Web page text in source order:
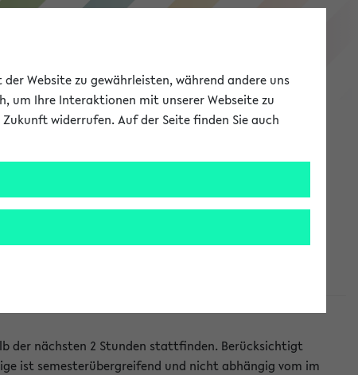
eKVV
der nächsten 2 Stunden stattfinden. Berücksichtigt
ist semesterübergreifend und nicht abhängig vom im
Website zu gewährleisten, während andere uns
um Ihre Interaktionen mit unserer Webseite zu
widerrufen. Auf der Seite finden Sie auch